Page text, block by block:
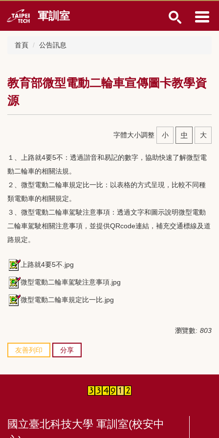
到
軍訓室
首頁 公告訊息
教育部微型電動二輪車宣傳圖卡教學資
源
字體大小調整 小 中 大
１、上路就4要5不：透過諧音和易記的數字，協助快速了解微型電
動二輪車的相關法規。
２、微型電動二輪車規定比一比：以表格的方式呈現，比較不同種
類電動車的相關規定。
３、微型電動二輪車駕駛注意事項：透過文字和圖示說明微型電動
二輪車駕駛相關注意事項，並提供QRcode連結，補充交通標線及道
路規定。
上路就4要5不.jpg
微型電動二輪車駕駛注意事項.jpg
微型電動二輪車規定比一比.jpg
瀏覽數: 803
友善列印 分享
國立臺北科技大學 軍訓室(校安中